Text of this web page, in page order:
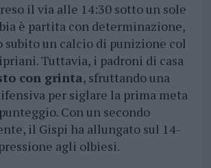
il via alle 14:30 sotto un sole
è partita con determinazione,
subito un calcio di punizione col
Tuttavia, i padroni di casa
con grinta, sfruttando una
per siglare la prima meta
Con un secondo
il Gispi ha allungato sul 14-
agli olbiesi.